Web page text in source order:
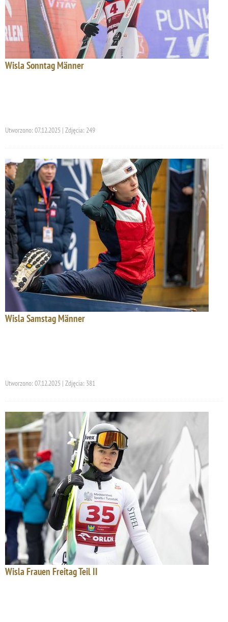
Wisla Sonntag Männer
Utworzono: 07.12.2025 | Zdjęcia: 249
Wisla Samstag Männer
Utworzono: 07.12.2025 | Zdjęcia: 381
Wisla Frauen Freitag Teil II